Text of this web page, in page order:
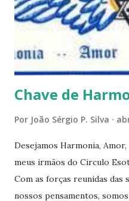
de que teremos mais
reflexões do que
parecem contribuir mais
afirmações. Quem de nós
Chave de
Por João Sérgio P. Silva
Desejamos Harmonia,
meus irmãos do Circulo
Com as forças reunidas das
nossos pensamentos,